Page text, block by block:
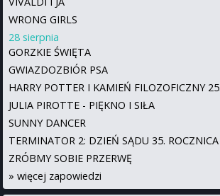
WRONG GIRLS
28 sierpnia
GORZKIE ŚWIĘTA
GWIAZDOZBIÓR PSA
HARRY POTTER I KAMIEŃ FILOZOFICZNY
JULIA PIROTTE - PIĘKNO I SIŁA
SUNNY DANCER
TERMINATOR 2: DZIEŃ SĄDU 35. ROCZNICA
ZRÓBMY SOBIE PRZERWĘ
» więcej zapowiedzi